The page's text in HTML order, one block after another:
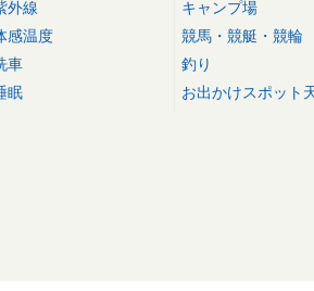
外線
感温度
車
眠
キャンプ場
競馬・競艇・競輪
釣り
お出かけスポット